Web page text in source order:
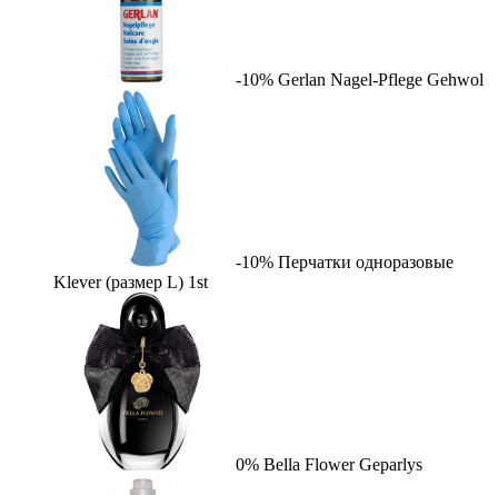
-10% Gerlan Nagel-Pflege Gehwol
-10% Перчатки одноразовые
Klever (размер L) 1st
0% Bella Flower Geparlys